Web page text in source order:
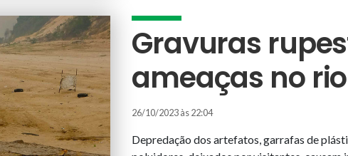
Gravuras
ameaças no
26/10/2023 às 22:04
Depredação dos artefatos, garrafas de